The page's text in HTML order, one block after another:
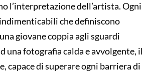
l’interpretazione dell’artista. Ogni
che definiscono
giovane coppia agli sguardi
una fotografia calda e avvolgente, il
capace di superare ogni barriera di